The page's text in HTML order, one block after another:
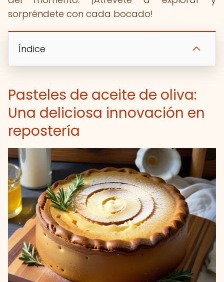
sorpréndete con cada bocado!
Índice
Pasteles de aceite de oliva:
Una deliciosa innovación en
repostería